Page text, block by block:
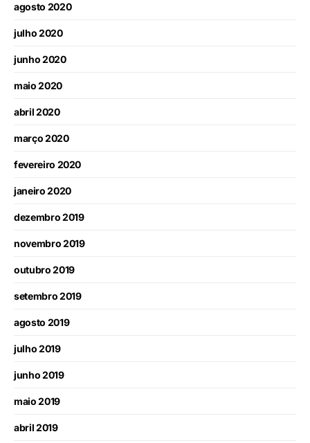
agosto 2020
julho 2020
junho 2020
maio 2020
abril 2020
março 2020
fevereiro 2020
janeiro 2020
dezembro 2019
novembro 2019
outubro 2019
setembro 2019
agosto 2019
julho 2019
junho 2019
maio 2019
abril 2019